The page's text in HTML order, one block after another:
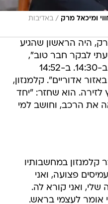
ומיכאל מרק / באדיבות
היה הראשון שהגיע
לבקר חבר טוב",
סיפר. "חזרתי הביתה בערך ב-14:30. ב-14:52
אדוריים". קלמנזון,
לזירה. הוא שחזר: "יחד
את הרכב, וחושב למי
קלמנזון במחשבותיו
פצועה, ואני
ואני קורא לה.
אומר לעצמי בראש.